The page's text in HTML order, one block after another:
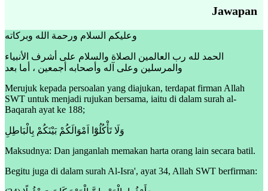
Jawapan
وعليكم السلام ورحمة الله وبركاته
الحمد لله رب العالمين الصلاة والسلام على أشرف الأنبياء
والمرسلين وعلى آله وأصحابه أجمعين ، أما بعد
Merujuk kepada persoalan yang diajukan, terdapat firman Allah
SWT untuk menjadi rujukan bersama, iaitu di dalam surah al-
Baqarah ayat ke 188;
Maksudnya: Dan janganlah memakan harta orang lain secara batil.
Begitu juga di dalam surah Al-Isra', ayat 34, Allah SWT berfirman: